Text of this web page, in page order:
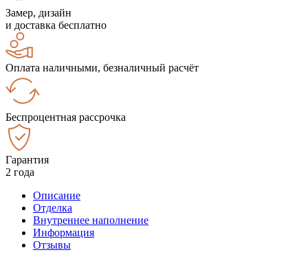
Замер, дизайн
и доставка бесплатно
Оплата наличными, безналичный расчёт
Беспроцентная рассрочка
Гарантия
2 года
Описание
Отделка
Внутреннее наполнение
Информация
Отзывы